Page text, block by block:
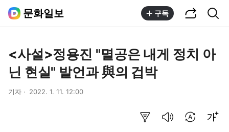
문화일보 구독
<사설>정용진 "멸공은 내게 정치 아
닌 현실" 발언과 與의 겁박
기자 2022. 1. 11. 12:00